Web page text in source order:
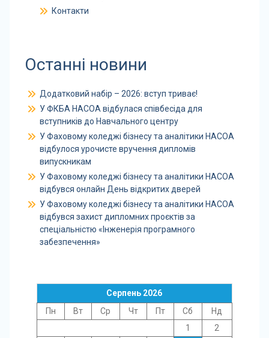
Контакти
Останні новини
Додатковий набір – 2026: вступ триває!
У ФКБА НАСОА відбулася співбесіда для
вступників до Навчального центру
У Фаховому коледжі бізнесу та аналітики НАСОА
відбулося урочисте вручення дипломів
випускникам
У Фаховому коледжі бізнесу та аналітики НАСОА
відбувся онлайн День відкритих дверей
У Фаховому коледжі бізнесу та аналітики НАСОА
відбувся захист дипломних проєктів за
спеціальністю «Інженерія програмного
забезпечення»
Серпень 2026
Пн
Вт Ср Чт Пт Сб
Нд
1
2